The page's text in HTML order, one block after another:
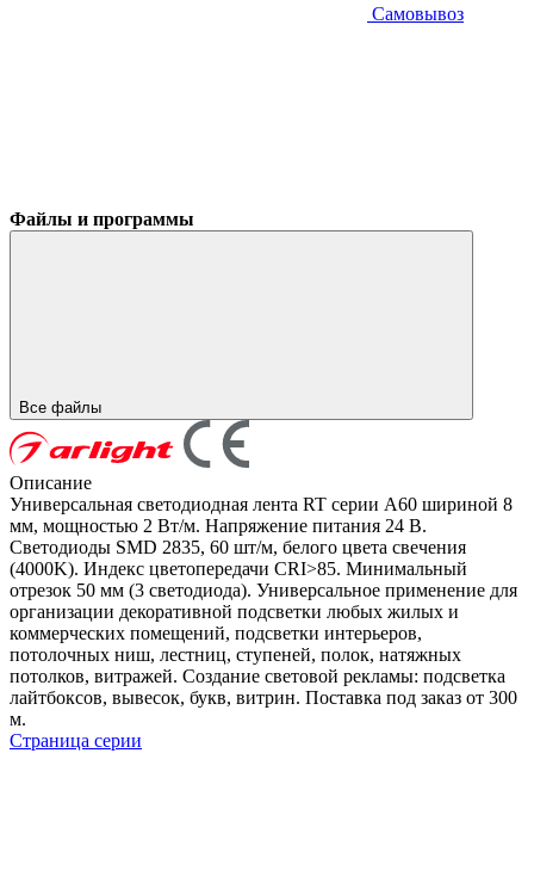
Самовывоз
Файлы и программы
Все файлы
Описание
Универсальная светодиодная лента RT серии A60 шириной 8
мм, мощностью 2 Вт/м. Напряжение питания 24 В.
Светодиоды SMD 2835, 60 шт/м, белого цвета свечения
(4000K). Индекс цветопередачи CRI>85. Минимальный
отрезок 50 мм (3 светодиода). Универсальное применение для
организации декоративной подсветки любых жилых и
коммерческих помещений, подсветки интерьеров,
потолочных ниш, лестниц, ступеней, полок, натяжных
потолков, витражей. Создание световой рекламы: подсветка
лайтбоксов, вывесок, букв, витрин. Поставка под заказ от 300
м.
Страница серии